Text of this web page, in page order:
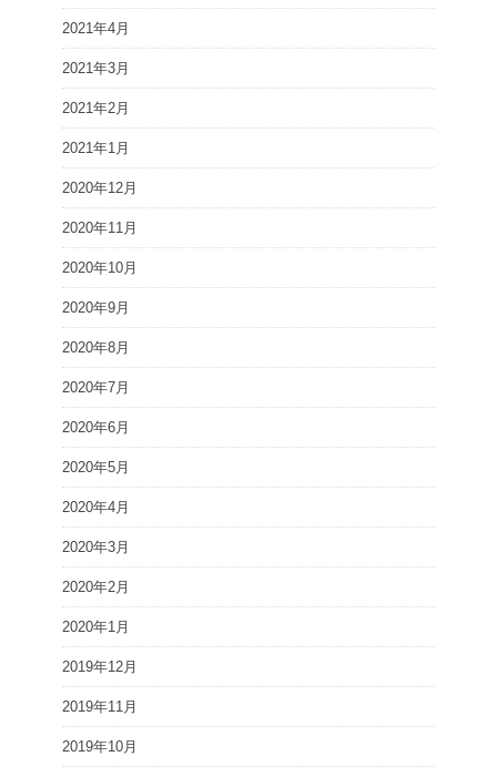
2021年4月
2021年3月
2021年2月
2021年1月
2020年12月
2020年11月
2020年10月
2020年9月
2020年8月
2020年7月
2020年6月
2020年5月
2020年4月
2020年3月
2020年2月
2020年1月
2019年12月
2019年11月
2019年10月